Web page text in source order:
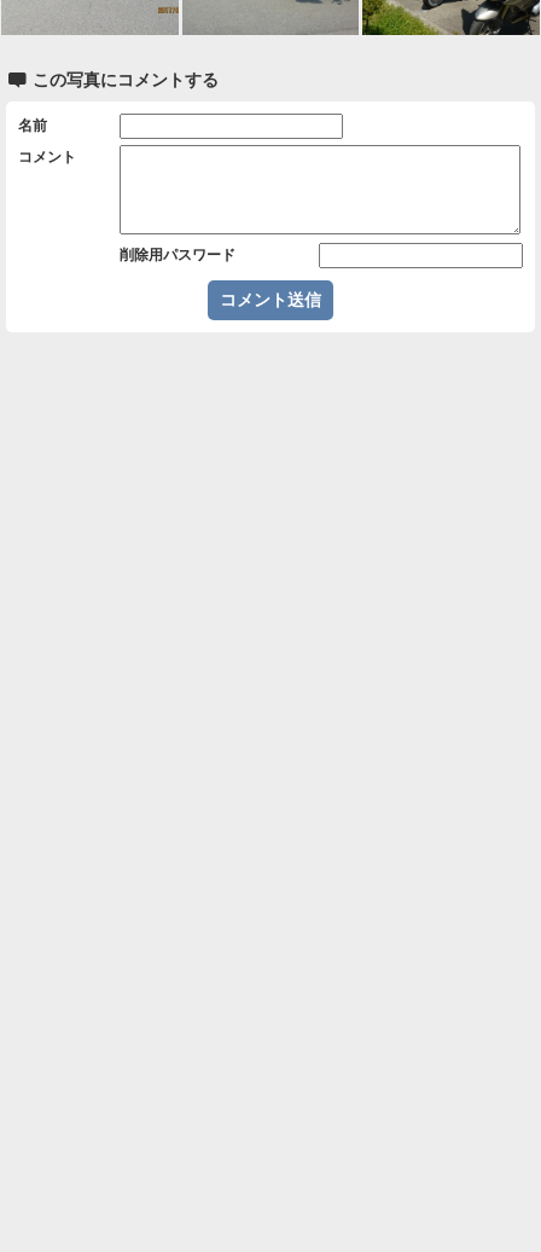
 この写真にコメントする
名前
コメント
削除用パスワード